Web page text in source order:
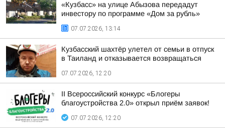
«Кузбасс» на улице Абызова передадут
инвестору по программе «Дом за рубль»
07.07.2026, 13:14
Кузбасский шахтёр улетел от семьи в отпуск
в Таиланд и отказывается возвращаться
07.07.2026, 12:20
II Всероссийский конкурс «Блогеры
благоустройства 2.0» открыл приём заявок!
07.07.2026, 12:20